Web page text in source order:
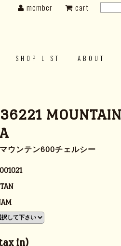
SHOP LIST ABOUT
member cart
ウンテン600チェルシー
in)